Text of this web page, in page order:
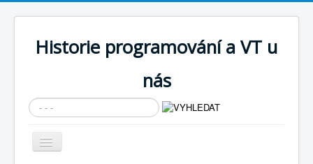
Historie programování a VT u
nás
Vyhledávání...
Přepnout
navigaci